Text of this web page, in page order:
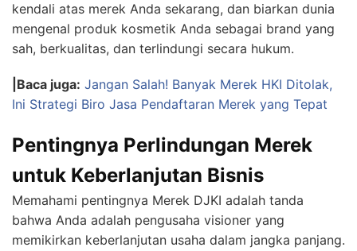
kendali atas merek Anda sekarang, dan biarkan dunia
mengenal produk kosmetik Anda sebagai brand yang
sah, berkualitas, dan terlindungi secara hukum.
|Baca juga: Jangan Salah! Banyak Merek HKI Ditolak,
Ini Strategi Biro Jasa Pendaftaran Merek yang Tepat
Pentingnya Perlindungan Merek
untuk Keberlanjutan Bisnis
Memahami pentingnya Merek DJKI adalah tanda
bahwa Anda adalah pengusaha visioner yang
memikirkan keberlanjutan usaha dalam jangka panjang.